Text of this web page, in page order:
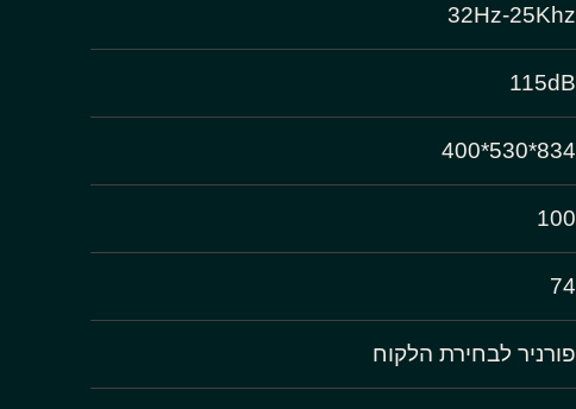
32Hz-25Khz
115dB
834*530*400
100
74
פורניר לבחירת הלקוח